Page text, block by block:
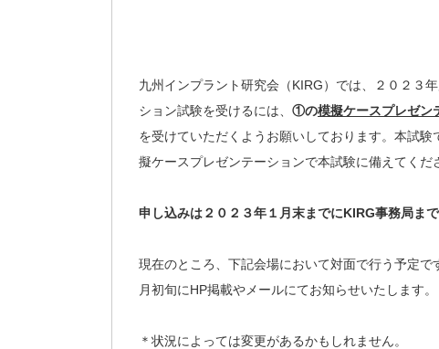
九州インプラント研究会（KIRG）では、２０２３
ション試験を受けるには、 ①の模擬ケースプレゼ
を受けていただくようお願いしております。本試
擬ケースプレゼンテーションで本試験に備えてくだ
申し込みは２０２３年１月末までにKIRG事務局まで
現在のところ、下記会場において対面で行う予定で
月初旬にHP掲載やメールにてお知らせいたします。
＊状況によっては変更があるかもしれません。